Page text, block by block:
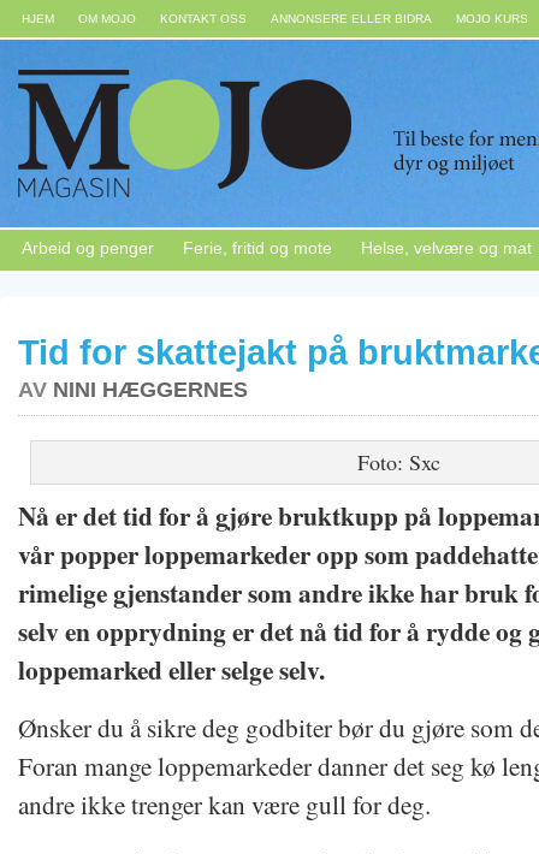
HJEM OM MOJO KONTAKT OSS ANNONSERE ELLER BIDRA MOJO KURS
Arbeid og penger Ferie, fritid og mote Helse, velvære og mat
Tid for skattejakt på
AV NINI HÆGGERNES
Foto: Sxc
Nå er det tid for å gjøre bruktkupp på
vår popper loppemarkeder opp som
rimelige gjenstander som andre ikke har bruk
selv en opprydning er det nå tid for å rydde
loppemarked eller selge selv.
Ønsker du å sikre deg godbiter bør du gjøre som
Foran mange loppemarkeder danner det seg kø
andre ikke trenger kan være gull for deg.